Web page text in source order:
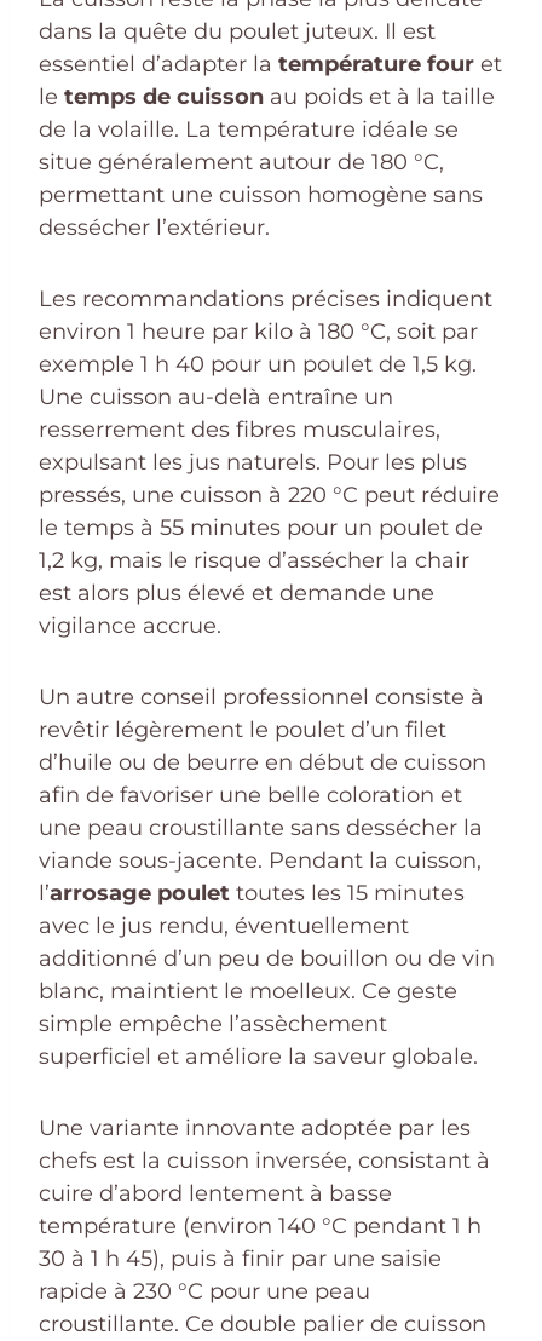
dans la quête du poulet juteux. Il est
essentiel d’adapter la température four et
le temps de cuisson au poids et à la taille
de la volaille. La température idéale se
situe généralement autour de 180 °C,
permettant une cuisson homogène sans
dessécher l’extérieur.
Les recommandations précises indiquent
environ 1 heure par kilo à 180 °C, soit par
exemple 1 h 40 pour un poulet de 1,5 kg.
Une cuisson au-delà entraîne un
resserrement des fibres musculaires,
expulsant les jus naturels. Pour les plus
pressés, une cuisson à 220 °C peut réduire
le temps à 55 minutes pour un poulet de
1,2 kg, mais le risque d’assécher la chair
est alors plus élevé et demande une
vigilance accrue.
Un autre conseil professionnel consiste à
revêtir légèrement le poulet d’un filet
d’huile ou de beurre en début de cuisson
afin de favoriser une belle coloration et
une peau croustillante sans dessécher la
viande sous-jacente. Pendant la cuisson,
l’arrosage poulet toutes les 15 minutes
avec le jus rendu, éventuellement
additionné d’un peu de bouillon ou de vin
blanc, maintient le moelleux. Ce geste
simple empêche l’assèchement
superficiel et améliore la saveur globale.
Une variante innovante adoptée par les
chefs est la cuisson inversée, consistant à
cuire d’abord lentement à basse
température (environ 140 °C pendant 1 h
30 à 1 h 45), puis à finir par une saisie
rapide à 230 °C pour une peau
croustillante. Ce double palier de cuisson